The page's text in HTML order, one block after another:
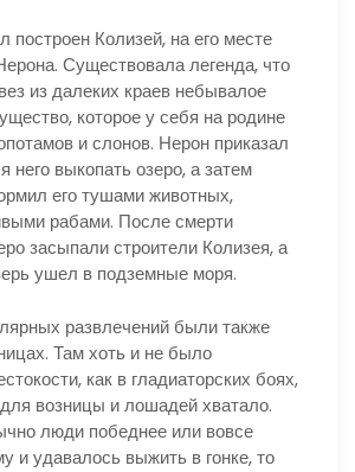
построен Колизей, на его месте
Существовала легенда, что
из далеких краев небывалое
которое у себя на родине
и слонов. Нерон приказал
него выкопать озеро, а затем
его тушами животных,
рабами. После смерти
засыпали строители Колизея, а
ушел в подземные моря.
развлечений были также
Там хоть и не было
как в гладиаторских боях,
возницы и лошадей хватало.
люди победнее или вовсе
и удавалось выжить в гонке, то